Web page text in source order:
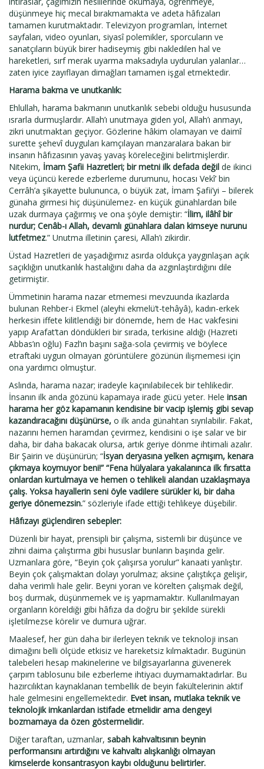
düşünmeye hiç mecal bırakmamakta ve adeta hâfızaları
tamamen kurutmaktadır. Televizyon programları, İnternet
sayfaları, video oyunları, siyasî polemikler, sporcuların ve
sanatçıların büyük birer hadiseymiş gibi nakledilen hal ve
hareketleri, sırf merak uyarma maksadıyla uydurulan yalanlar…
zaten iyice zayıflayan dimağları tamamen işgal etmektedir.
Harama bakma ve unutkanlık:
Ehlullah, harama bakmanın unutkanlık sebebi olduğu hususunda
ısrarla durmuşlardır. Allah’ı unutmaya giden yol, Allah’ı anmayı,
zikri unutmaktan geçiyor. Gözlerine hâkim olamayan ve daimî
surette şehevî duyguları kamçılayan manzaralara bakan bir
insanın hâfızasının yavaş yavaş köreleceğini belirtmişlerdir.
Nitekim, İmam Şafii Hazretleri; bir metni ilk defada değil de ikinci
veya üçüncü kerede ezberleme durumunu, hocası Vekî’ bin
Cerrâh’a şikayette bulununca, o büyük zat, İmam Şafii’yi – bilerek
günaha girmesi hiç düşünülemez- en küçük günahlardan bile
uzak durmaya çağırmış ve ona şöyle demiştir: “İlim, ilâhî bir
nurdur; Cenâb-ı Allah, devamlı günahlara dalan kimseye nurunu
lutfetmez.” Unutma illetinin çaresi, Allah’ı zikirdir.
Üstad Hazretleri de yaşadığımız asırda oldukça yaygınlaşan açık
saçıklığın unutkanlık hastalığını daha da azgınlaştırdığını dile
getirmiştir.
Ümmetinin harama nazar etmemesi mevzuunda ikazlarda
bulunan Rehber-i Ekmel (aleyhi ekmelü’t-tehâyâ), kadın-erkek
herkesin iffete kilitlendiği bir dönemde, hem de Hac vakfesini
yapıp Arafat’tan döndükleri bir sırada, terkisine aldığı (Hazreti
Abbas’ın oğlu) Fazl’ın başını sağa-sola çevirmiş ve böylece
etraftaki uygun olmayan görüntülere gözünün ilişmemesi için
ona yardımcı olmuştur.
Aslında, harama nazar; iradeyle kaçınılabilecek bir tehlikedir.
İnsanın ilk anda gözünü kapamaya irade gücü yeter. Hele insan
harama her göz kapamanın kendisine bir vacip işlemiş gibi sevap
kazandıracağını düşünürse, o ilk anda günahtan sıyrılabilir. Fakat,
nazarını hemen haramdan çevirmez, kendisini o işe salar ve bir
daha, bir daha bakacak olursa, artık geriye dönme ihtimali azalır.
Bir Şairin ve düşünürün; “İsyan deryasına yelken açmışım, kenara
çıkmaya koymuyor beni!” “Fena hülyalara yakalanınca ilk fırsatta
onlardan kurtulmaya ve hemen o tehlikeli alandan uzaklaşmaya
çalış. Yoksa hayallerin seni öyle vadilere sürükler ki, bir daha
geriye dönemezsin.” sözleriyle ifade ettiği tehlikeye düşebilir.
Hâfızayı güçlendiren sebepler:
Düzenli bir hayat, prensipli bir çalışma, sistemli bir düşünce ve
zihni daima çalıştırma gibi hususlar bunların başında gelir.
Uzmanlara göre, “Beyin çok çalışırsa yorulur” kanaati yanlıştır.
Beyin çok çalışmaktan dolayı yorulmaz; aksine çalıştıkça gelişir,
daha verimli hale gelir. Beyni yoran ve körelten çalışmak değil,
boş durmak, düşünmemek ve iş yapmamaktır. Kullanılmayan
organların köreldiği gibi hâfıza da doğru bir şekilde sürekli
işletilmezse körelir ve dumura uğrar.
Maalesef, her gün daha bir ilerleyen teknik ve teknoloji insan
dimağını belli ölçüde etkisiz ve hareketsiz kılmaktadır. Bugünün
talebeleri hesap makinelerine ve bilgisayarlarına güvenerek
çarpım tablosunu bile ezberleme ihtiyacı duymamaktadırlar. Bu
hazırcılıktan kaynaklanan tembellik de beyin fakültelerinin aktif
hale gelmesini engellemektedir. Evet insan, mutlaka teknik ve
teknolojik imkanlardan istifade etmelidir ama dengeyi
bozmamaya da özen göstermelidir.
Diğer taraftan, uzmanlar, sabah kahvaltısının beynin
performansını artırdığını ve kahvaltı alışkanlığı olmayan
kimselerde konsantrasyon kaybı olduğunu belirtirler.